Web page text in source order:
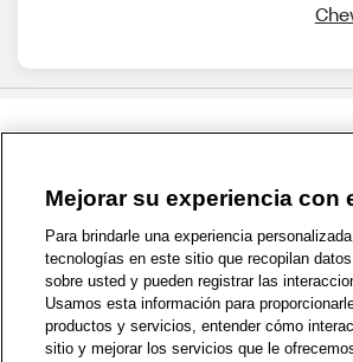
1-800-679-9691 | Contáctenos | Términos
Política de Privacidad | WA Privacy Policy
Zona de Bienestar | © 1999 - 2026
Mejorar su experiencia con
Para brindarle una experiencia
tecnologías en este sitio que recopilan
sobre usted y pueden registrar las
Usamos esta información para
productos y servicios, entender cómo
sitio y mejorar los servicios que le